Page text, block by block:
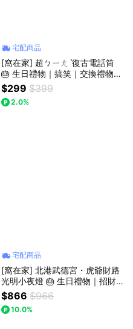
宅配商品
[窩在家] 超ㄅㄧㄤˋ復古電話筒
🎂 生日禮物｜搞笑｜交換禮物｜
辦公室｜療癒｜實用｜同事｜上
班族｜獅子座｜七夕禮物｜情人
節
$299 $399
2.0%
宅配商品
[窩在家] 北港武德宮・虎爺財路
光明小夜燈 🎂 生日禮物｜招財
｜辦公室｜開運納福｜實用｜升
遷升職｜喬遷｜開業開店｜同事
｜上班族｜獅子座｜七夕禮物｜
$866 $966
10.0%